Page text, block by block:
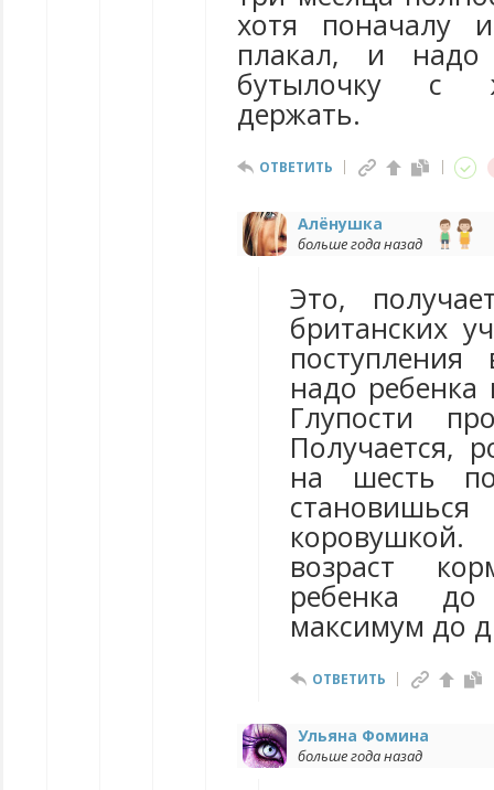
хотя поначалу
плакал, и надо
бутылочку с
держать.
ОТВЕТИТЬ
Алёнушка
больше года назад
Это,
британских
надо ребенка
Глупости
Получается,
на шесть
возраст
ребенка
максимум до
ОТВЕТИТЬ
Ульяна Фомина
больше года назад